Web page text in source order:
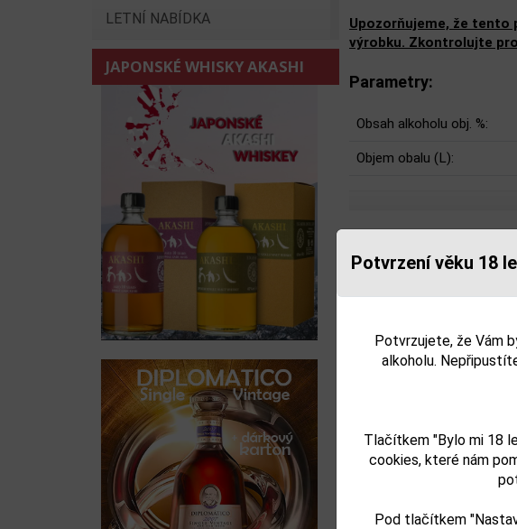
Potvrzení věku 18
Potvrzujete, že Vám
alkoholu.
Tlačítkem "Bylo mi 18
cookies, které nám
Pod tlačítkem
LETNÍ NABÍDKA
JAPONSKÉ WHISKY AKASHI
Upozorňujeme, že tento
výrobku. Zkontrolujte
Parametry:
Obsah alkoholu obj. %:
Objem obalu (L):
Související
Bunnahabhain